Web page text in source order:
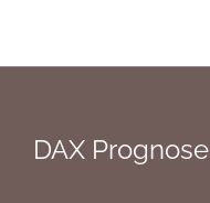
DAX Prognose